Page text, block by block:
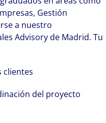
Gestión
a nuestro
Advisory de Madrid. Tu
clientes
del proyecto